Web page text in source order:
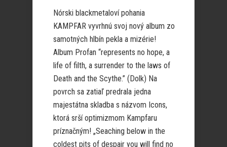
Nórski blackmetaloví pohania
KAMPFAR vyvrhnú svoj nový album zo
samotných hlbín pekla a mizérie!
Album Profan “represents no hope, a
life of filth, a surrender to the laws of
Death and the Scythe.” (Dolk) Na
povrch sa zatiaľ predrala jedna
majestátna skladba s názvom Icons,
ktorá srší optimizmom Kampfaru
príznačným! „Seaching below in the
coldest pits of despair you will find no